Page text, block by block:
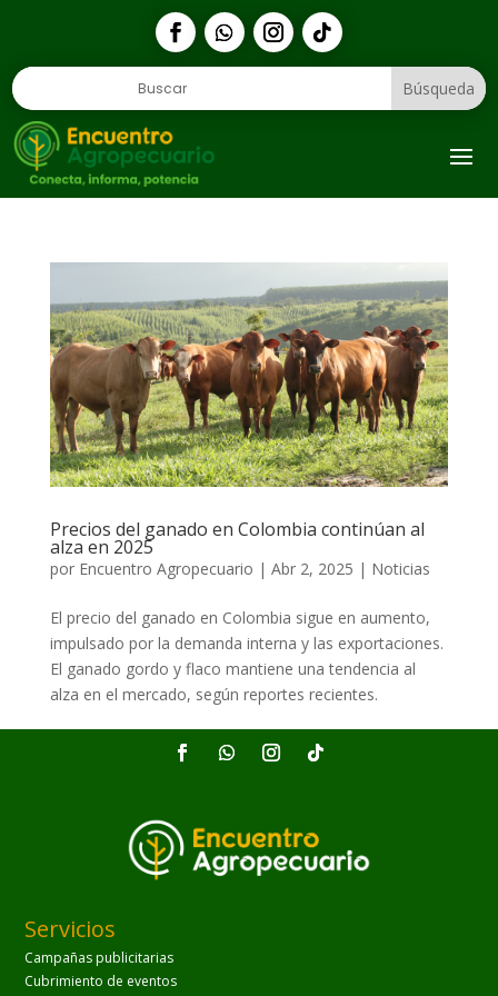
Precios del ganado en Colombia continúan al
alza en 2025
por Encuentro Agropecuario | Abr 2, 2025 | Noticias
El precio del ganado en Colombia sigue en aumento,
impulsado por la demanda interna y las exportaciones.
El ganado gordo y flaco mantiene una tendencia al
alza en el mercado, según reportes recientes.
Servicios
Campañas publicitarias
Cubrimiento de eventos